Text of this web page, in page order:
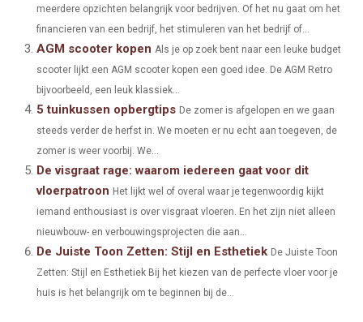
E
R
)
K S
T
N
meerdere opzichten belangrijk voor bedrijven. Of het nu gaat om het
financieren van een bedrijf, het stimuleren van het bedrijf of...
AGM scooter kopen Als je op zoek bent naar een leuke budget
scooter lijkt een AGM scooter kopen een goed idee. De AGM Retro
bijvoorbeeld, een leuk klassiek...
5 tuinkussen opbergtips De zomer is afgelopen en we gaan
steeds verder de herfst in. We moeten er nu echt aan toegeven, de
zomer is weer voorbij. We...
De visgraat rage: waarom iedereen gaat voor dit
vloerpatroon Het lijkt wel of overal waar je tegenwoordig kijkt
iemand enthousiast is over visgraat vloeren. En het zijn niet alleen
nieuwbouw- en verbouwingsprojecten die aan...
De Juiste Toon Zetten: Stijl en Esthetiek De Juiste Toon
Zetten: Stijl en Esthetiek Bij het kiezen van de perfecte vloer voor je
huis is het belangrijk om te beginnen bij de...